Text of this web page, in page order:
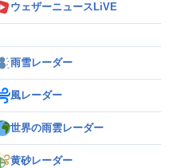
ウェザーニュースLiVE
雨雪レーダー
風レーダー
世界の雨雲レーダー
黄砂レーダー